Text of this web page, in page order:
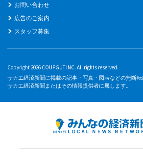
お問い合わせ
広告のご案内
スタッフ募集
Copyright 2026 COUPGUT INC. All rights reserved.
サカエ経済新聞に掲載の記事・写真・図表などの無断
サカエ経済新聞またはその情報提供者に属します。